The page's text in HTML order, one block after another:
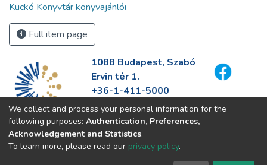
Kuckó Könyvtár könyvajánlói
Full item page
1088 Budapest, Szabó
Ervin tér 1.
+36-1-411-5000
info@fszek.hu
https://fszek.hu
We collect and process your personal information for the
following purposes: Authentication, Preferences,
Acknowledgement and Statistics.
To learn more, please read our privacy policy.